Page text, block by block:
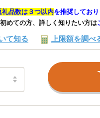
礼品数は３つ以内を推奨しており
めての方、詳しく知りたい方は
て知る 上限額を調べ